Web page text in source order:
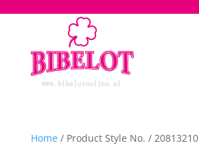
Home/ Product Style No. / 20813210